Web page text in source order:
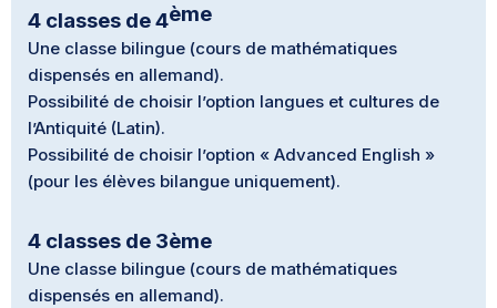
4 classes de 4ème
Une classe bilingue (cours de mathématiques
dispensés en allemand).
Possibilité de choisir l’option langues et cultures de
l’Antiquité (Latin).
Possibilité de choisir l’option « Advanced English »
(pour les élèves bilangue uniquement).
4 classes de 3ème
Une classe bilingue (cours de mathématiques
dispensés en allemand).